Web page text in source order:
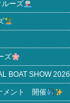
ーズ
ズ
BOAT SHOW 2026
メント 開催